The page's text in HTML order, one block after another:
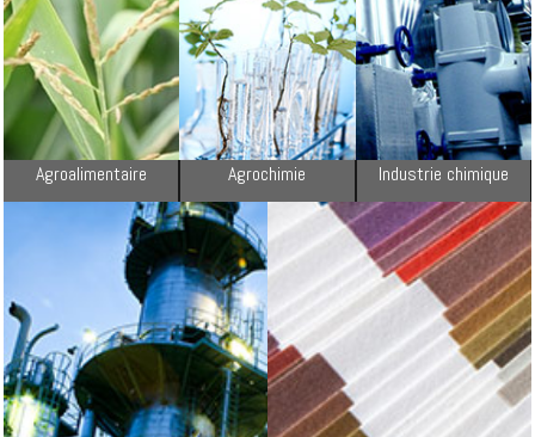
Agroalimentaire Agrochimie Industrie chimique